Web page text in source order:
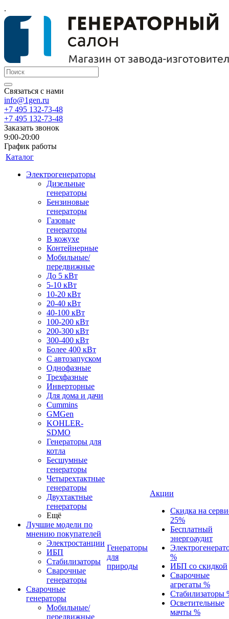
.
Связаться с нами
info@1gen.ru
+7 495 132-73-48
+7 495 132-73-48
Заказать звонок
9:00-20:00
График работы
Каталог
Электрогенераторы
Дизельные
генераторы
Бензиновые
генераторы
Газовые
генераторы
В кожухе
Контейнерные
Мобильные/
передвижные
До 5 кВт
5-10 кВт
10-20 кВт
20-40 кВт
40-100 кВт
100-200 кВт
200-300 кВт
300-400 кВт
Более 400 кВт
С автозапуском
Однофазные
Трехфазные
Инверторные
Для дома и дачи
Cummins
GMGen
KOHLER-
SDMO
Генераторы для
котла
Бесшумные
генераторы
Четырехтактные
генераторы
Двухтактные
генераторы
Ещё
Лучшие модели по
мнению покупателей
Электростанции
ИБП
Стабилизаторы
Сварочные
генераторы
Сварочные
генераторы
Мобильные/
передвижные
Генераторы
для
природы
Акции
Скидка на
25%
Бесплатный
энергоаудит
%
ИБП со скидкой
Сварочные
агрегаты %
Стабилизаторы
Осветительные
мачты %